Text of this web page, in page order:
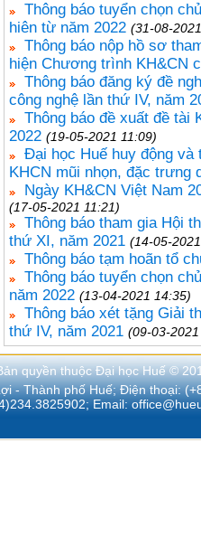
Thông báo tuyển chọn
hiên từ năm 2022 (31-08-
Thông báo nộp hồ sơ
hiện Chương trình KH&CN
Thông báo đăng ký đề
công nghệ lần thứ IV, năm
Thông báo đề xuất đề tài
2022 (19-05-2021 11:09)
Đại học Huế huy động và
KHCN mũi nhọn, đặc trưng
Ngày KH&CN Việt Nam
(17-05-2021 11:21)
Thông báo tham gia Hội
thứ XI, năm 2021 (14-05-
Thông báo tạm hoãn tổ
Thông báo tuyển chọn
năm 2022 (13-04-2021 14:35)
Thông báo xét tặng Giải
thứ IV, năm 2021 (09-03-
quyền thuộc Đại học Huế ©
- Thành phố Huế; Điện thoại:
Email: